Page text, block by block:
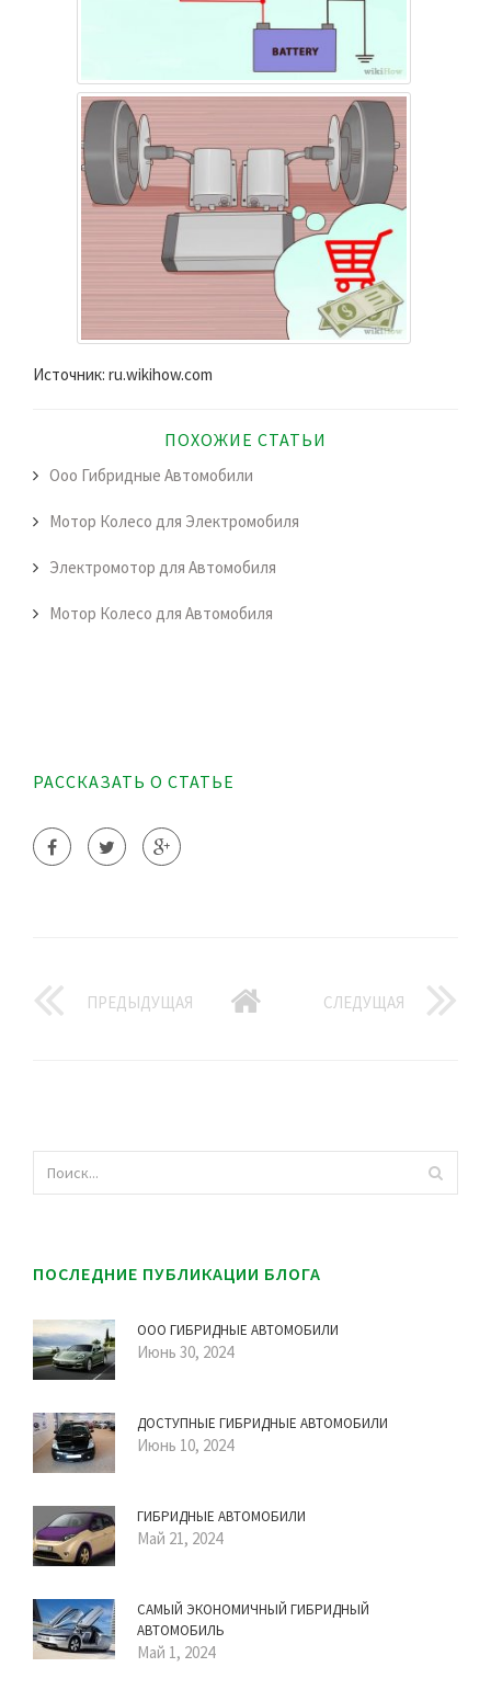
Источник: ru.wikihow.com
ПОХОЖИЕ СТАТЬИ
Ооо Гибридные Автомобили
Мотор Колесо для Электромобиля
Электромотор для Автомобиля
Мотор Колесо для Автомобиля
РАССКАЗАТЬ О СТАТЬЕ
ПРЕДЫДУЩАЯ СЛЕДУЩАЯ
ПОСЛЕДНИЕ ПУБЛИКАЦИИ БЛОГА
ООО ГИБРИДНЫЕ АВТОМОБИЛИ
Июнь 30, 2024
ДОСТУПНЫЕ ГИБРИДНЫЕ АВТОМОБИЛИ
Июнь 10, 2024
ГИБРИДНЫЕ АВТОМОБИЛИ
Май 21, 2024
САМЫЙ ЭКОНОМИЧНЫЙ ГИБРИДНЫЙ
АВТОМОБИЛЬ
Май 1, 2024